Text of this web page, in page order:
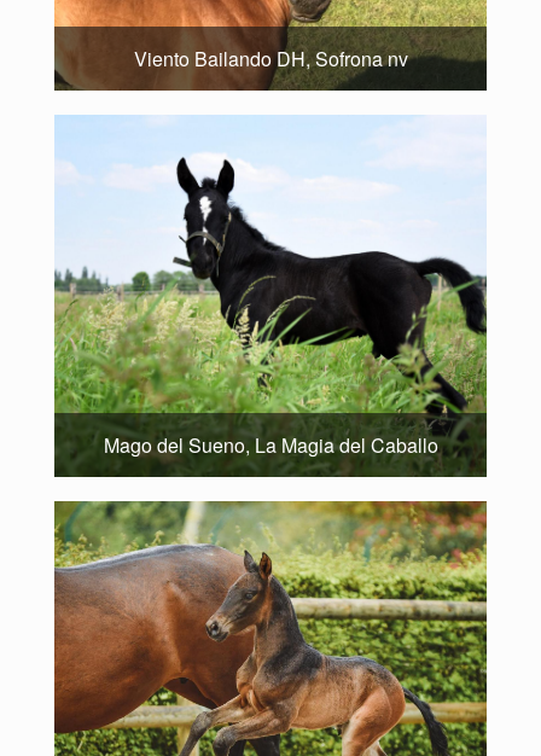
Viento Bailando DH, Sofrona nv
Mago del Sueno, La Magia del Caballo